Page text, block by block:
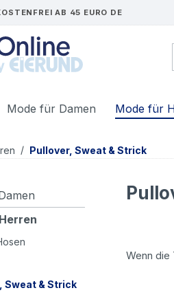
springen
AB 45 EURO DE
Mode für Damen Mode für
/ Pullover, Sweat & Strick
Sweat & Strick
Wenn die